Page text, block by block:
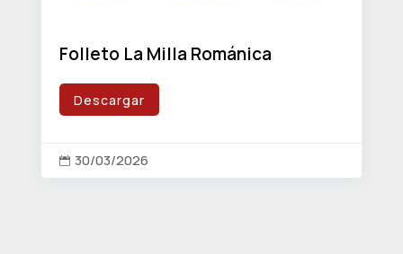
Folleto La Milla Románica
Descargar
 30/03/2026